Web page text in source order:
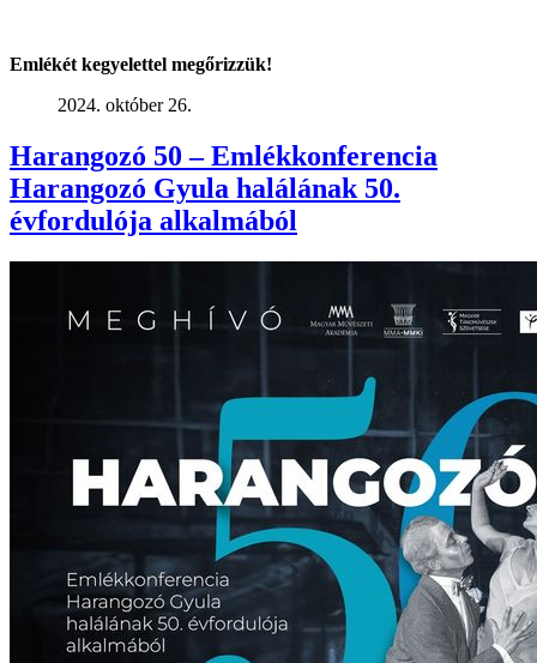
Emlékét kegyelettel megőrizzük!
2024. október 26.
Harangozó 50 – Emlékkonferencia
Harangozó Gyula halálának 50.
évfordulója alkalmából